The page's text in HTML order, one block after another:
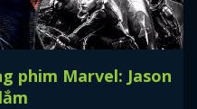
phim Marvel: Jason